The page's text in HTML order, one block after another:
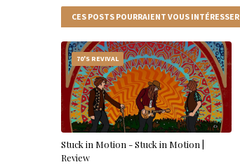
CES POSTS POURRAIENT VOUS INTÉRESSER
70'S REVIVAL
Stuck in Motion - Stuck in Motion |
Review